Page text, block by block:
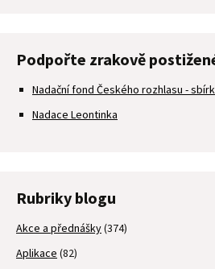
Podpořte zrakově
Nadační fond Českého rozhlasu -
Nadace Leontinka
Rubriky blogu
Akce a přednášky(374)
Aplikace (82)